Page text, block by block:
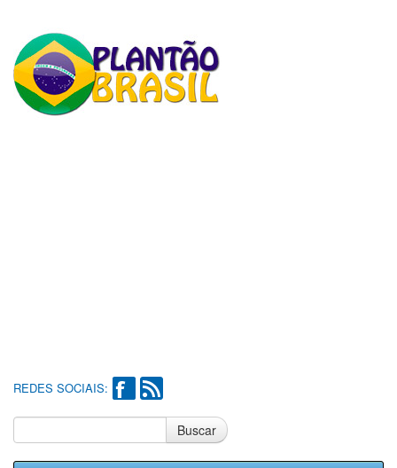
REDES SOCIAIS:
Buscar